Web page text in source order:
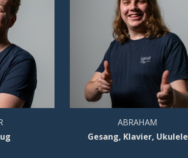
ABRAHAM
Gesang, Klavier, Ukulele